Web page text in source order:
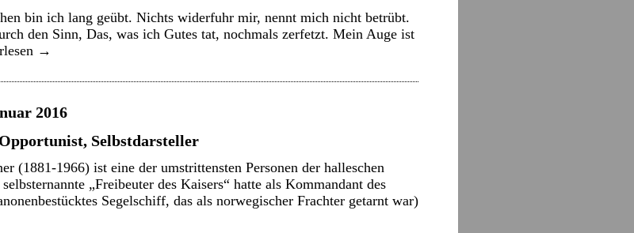
bin ich lang geübt. Nichts widerfuhr mir, nennt mich nicht betrübt.
den Sinn, Das, was ich Gutes tat, nochmals zerfetzt. Mein Auge ist
→
2016
Selbstdarsteller
(1881-1966) ist eine der umstrittensten Personen der halleschen
„Freibeuter des Kaisers“ hatte als Kommandant des
Segelschiff, das als norwegischer Frachter getarnt war)